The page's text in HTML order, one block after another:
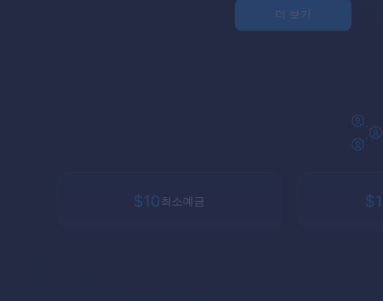
더 보기
$10 최소예금 $1